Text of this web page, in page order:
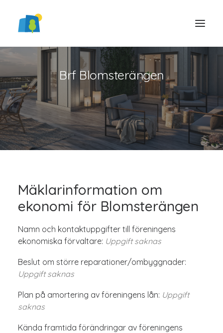
Brf Blomsterängen
Mäklarinformation om
ekonomi för Blomsterängen
Namn och kontaktuppgifter till föreningens
ekonomiska förvaltare: Uppgift saknas
Beslut om större reparationer/ombyggnader:
Uppgift saknas
Plan på amortering av föreningens lån: Uppgift
saknas
Kända framtida förändringar av föreningens